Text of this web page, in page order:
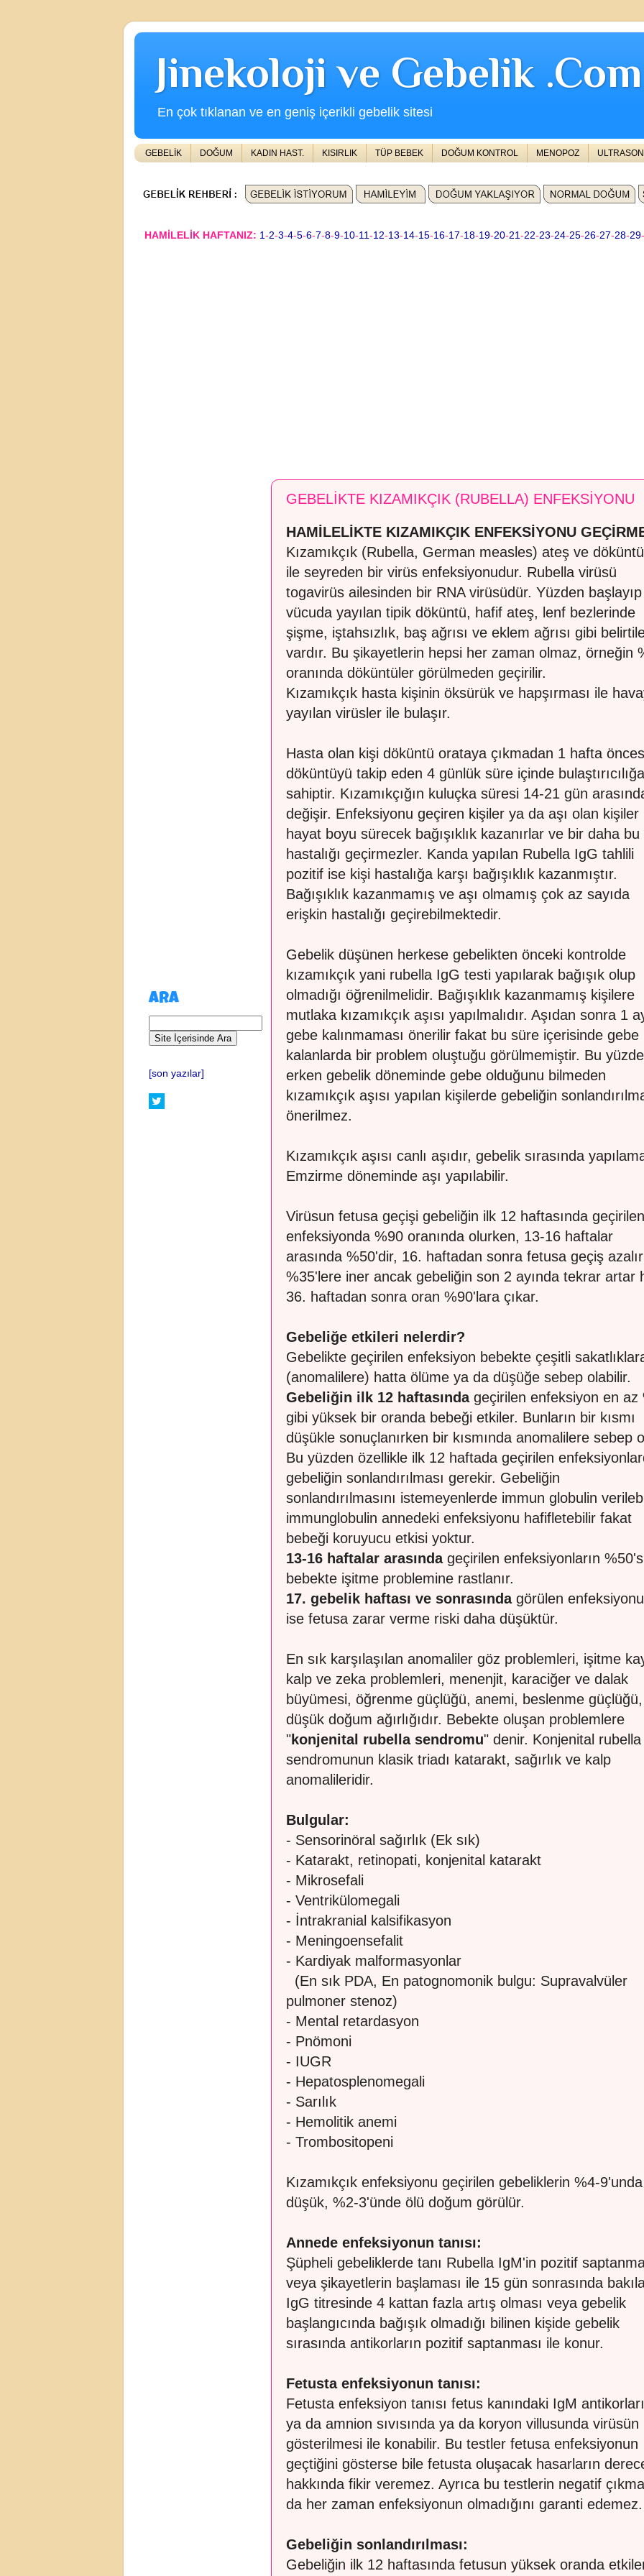
Jinekoloji ve Gebelik .Com
En çok tıklanan ve en geniş içerikli gebelik sitesi
GEBELİK DOĞUM KADIN HAST. KISIRLIK TÜP BEBEK DOĞUM KONTROL MENOPOZ ULTRASON
HAMİLELİK HAFTANIZ: 1 -2-3-4-5-6-7-8-9-10-11 -12-13-14-15-16-17-18-19-20-21 -22-23-24-25-26-27-28-29-
GEBELİKTE KIZAMIKÇIK (RUBELLA) ENFEKSİYONU
HAMİLELİKTE KIZAMIKÇIK ENFEKSİYONU
Kızamıkçık (Rubella, German measles) ateş ve
ile seyreden bir virüs enfeksiyonudur. Rubella virüsü
togavirüs ailesinden bir RNA virüsüdür. Yüzden başlayıp
vücuda yayılan tipik döküntü, hafif ateş, lenf bezlerinde
şişme, iştahsızlık, baş ağrısı ve eklem ağrısı gibi
vardır. Bu şikayetlerin hepsi her zaman olmaz, örneğin
oranında döküntüler görülmeden geçirilir.
Kızamıkçık hasta kişinin öksürük ve hapşırması ile
yayılan virüsler ile bulaşır.
Hasta olan kişi döküntü orataya çıkmadan 1 hafta
döküntüyü takip eden 4 günlük süre içinde bulaştırıcılığa
sahiptir. Kızamıkçığın kuluçka süresi 14-21 gün
değişir. Enfeksiyonu geçiren kişiler ya da aşı olan kişiler
hayat boyu sürecek bağışıklık kazanırlar ve bir daha bu
hastalığı geçirmezler. Kanda yapılan Rubella IgG tahlili
pozitif ise kişi hastalığa karşı bağışıklık kazanmıştır.
Bağışıklık kazanmamış ve aşı olmamış çok az sayıda
erişkin hastalığı geçirebilmektedir.
Gebelik düşünen herkese gebelikten önceki kontrolde
kızamıkçık yani rubella IgG testi yapılarak bağışık olup
olmadığı öğrenilmelidir. Bağışıklık kazanmamış kişilere
mutlaka kızamıkçık aşısı yapılmalıdır. Aşıdan sonra 1
gebe kalınmaması önerilir fakat bu süre içerisinde gebe
kalanlarda bir problem oluştuğu görülmemiştir. Bu
erken gebelik döneminde gebe olduğunu bilmeden
kızamıkçık aşısı yapılan kişilerde gebeliğin
önerilmez.
Kızamıkçık aşısı canlı aşıdır, gebelik sırasında
Emzirme döneminde aşı yapılabilir.
Virüsun fetusa geçişi gebeliğin ilk 12 haftasında geçirilen
enfeksiyonda %90 oranında olurken, 13-16 haftalar
arasında %50'dir, 16. haftadan sonra fetusa geçiş azalır
%35'lere iner ancak gebeliğin son 2 ayında tekrar artar
36. haftadan sonra oran %90'lara çıkar.
Gebeliğe etkileri nelerdir?
Gebelikte geçirilen enfeksiyon bebekte çeşitli
(anomalilere) hatta ölüme ya da düşüğe sebep olabilir.
Gebeliğin ilk 12 haftasındageçirilen enfeksiyon en az
gibi yüksek bir oranda bebeği etkiler. Bunların bir kısmı
düşükle sonuçlanırken bir kısmında anomalilere sebep
Bu yüzden özellikle ilk 12 haftada geçirilen
gebeliğin sonlandırılması gerekir. Gebeliğin
sonlandırılmasını istemeyenlerde immun globulin
immunglobulin annedeki enfeksiyonu hafifletebilir fakat
bebeği koruyucu etkisi yoktur.
13-16 haftalar arasındageçirilen enfeksiyonların
bebekte işitme problemine rastlanır.
17. gebelik haftası ve sonrasındagörülen
ise fetusa zarar verme riski daha düşüktür.
En sık karşılaşılan anomaliler göz problemleri, işitme
kalp ve zeka problemleri, menenjit, karaciğer ve dalak
büyümesi, öğrenme güçlüğü, anemi, beslenme güçlüğü,
düşük doğum ağırlığıdır. Bebekte oluşan problemlere
"konjenital rubella sendromu" denir. Konjenital rubella
sendromunun klasik triadı katarakt, sağırlık ve kalp
anomalileridir.
Bulgular:
- Sensorinöral sağırlık (Ek sık)
- Katarakt, retinopati, konjenital katarakt
- Mikrosefali
- Ventrikülomegali
- İntrakranial kalsifikasyon
- Meningoensefalit
- Kardiyak malformasyonlar
(En sık PDA, En patognomonik bulgu: Supravalvüler
pulmoner stenoz)
- Mental retardasyon
- Pnömoni
- IUGR
- Hepatosplenomegali
- Sarılık
- Hemolitik anemi
- Trombositopeni
Kızamıkçık enfeksiyonu geçirilen gebeliklerin %4-9'unda
düşük, %2-3'ünde ölü doğum görülür.
Annede enfeksiyonun tanısı:
Şüpheli gebeliklerde tanı Rubella IgM'in pozitif
veya şikayetlerin başlaması ile 15 gün sonrasında
IgG titresinde 4 kattan fazla artış olması veya gebelik
başlangıcında bağışık olmadığı bilinen kişide gebelik
sırasında antikorların pozitif saptanması ile konur.
Fetusta enfeksiyonun tanısı:
Fetusta enfeksiyon tanısı fetus kanındaki IgM
ya da amnion sıvısında ya da koryon villusunda virüsün
gösterilmesi ile konabilir. Bu testler fetusa enfeksiyonun
geçtiğini gösterse bile fetusta oluşacak hasarların
hakkında fikir veremez. Ayrıca bu testlerin negatif
da her zaman enfeksiyonun olmadığını garanti edemez.
Gebeliğin sonlandırılması:
Gebeliğin ilk 12 haftasında fetusun yüksek oranda
ARA
[son yazılar]